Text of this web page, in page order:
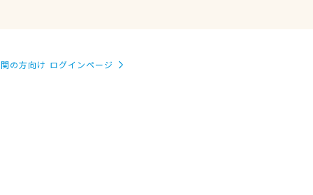
の方向け ログインページ